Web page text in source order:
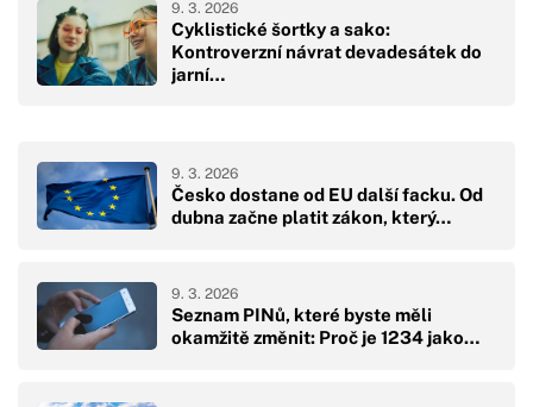
Cyklistické šortky a sako:
Kontroverzní návrat devadesátek do
jarní…
9. 3. 2026
Česko dostane od EU další facku. Od
dubna začne platit zákon, který…
9. 3. 2026
Seznam PINů, které byste měli
okamžitě změnit: Proč je 1234 jako…
9. 3. 2026